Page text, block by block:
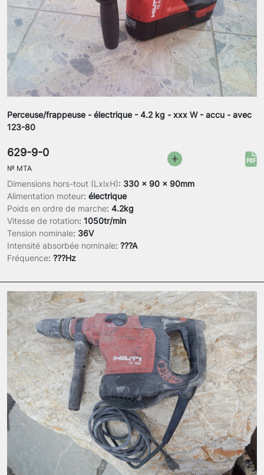
Perceuse/frappeuse - électrique - 4.2 kg - xxx W - accu - avec
123-80
Dimensions hors-tout (LxlxH): 330 x 90 x 90mm
Alimentation moteur: électrique
Poids en ordre de marche: 4.2kg
Vitesse de rotation: 1050tr/min
Tension nominale: 36V
Intensité absorbée nominale: ???A
Fréquence: ???Hz
629-9-0
№ MTA